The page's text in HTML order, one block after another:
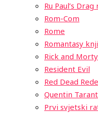
Ru Paul’s Drag
Rom-Com
Rome
Romantasy
Rick and Morty
Resident Evil
Red Dead
Quentin
Prvi svjetski